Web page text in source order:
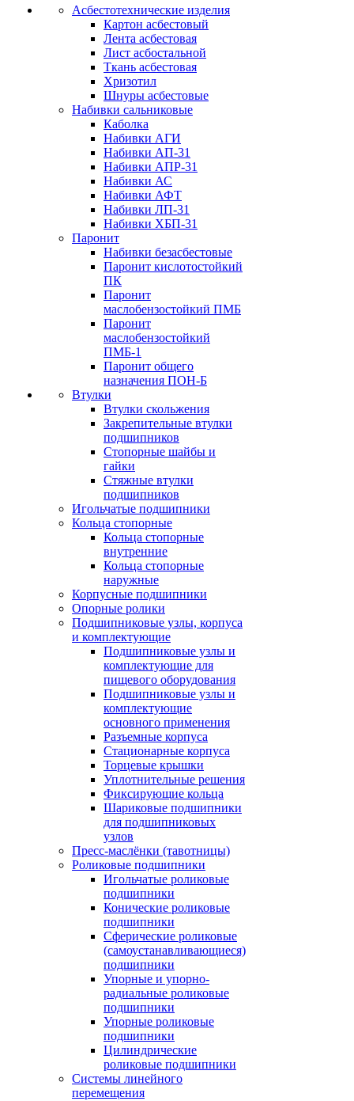
Асбестотехнические изделия
Картон асбестовый
Лента асбестовая
Лист асбостальной
Ткань асбестовая
Хризотил
Шнуры асбестовые
Набивки сальниковые
Каболка
Набивки АГИ
Набивки АП-31
Набивки АПР-31
Набивки АС
Набивки АФТ
Набивки ЛП-31
Набивки ХБП-31
Паронит
Набивки безасбестовые
Паронит кислотостойкий
ПК
Паронит
маслобензостойкий ПМБ
Паронит
маслобензостойкий
ПМБ-1
Паронит общего
назначения ПОН-Б
Втулки
Втулки скольжения
Закрепительные втулки
подшипников
Стопорные шайбы и
гайки
Стяжные втулки
подшипников
Игольчатые подшипники
Кольца стопорные
Кольца стопорные
внутренние
Кольца стопорные
наружные
Корпусные подшипники
Опорные ролики
Подшипниковые узлы, корпуса
и комплектующие
Подшипниковые узлы и
комплектующие для
пищевого оборудования
Подшипниковые узлы и
комплектующие
основного применения
Разъемные корпуса
Стационарные корпуса
Торцевые крышки
Уплотнительные решения
Фиксирующие кольца
Шариковые подшипники
для подшипниковых
узлов
Пресс-маслёнки (тавотницы)
Роликовые подшипники
Игольчатые роликовые
подшипники
Конические роликовые
подшипники
Сферические роликовые
(самоустанавливающиеся)
подшипники
Упорные и упорно-
радиальные роликовые
подшипники
Упорные роликовые
подшипники
Цилиндрические
роликовые подшипники
Системы линейного
перемещения